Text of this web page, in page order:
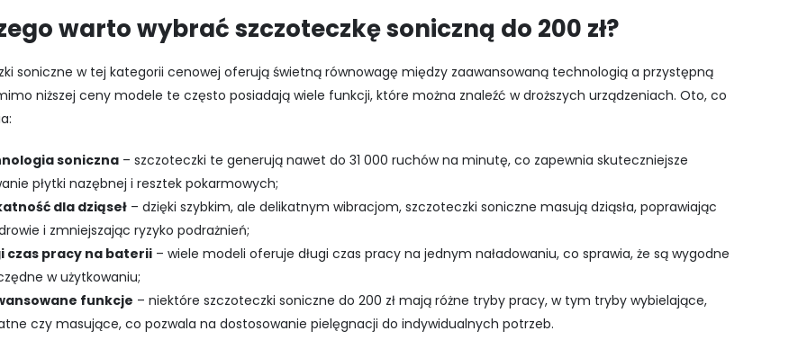
warto wybrać szczoteczkę soniczną do 200 zł?
soniczne w tej kategorii cenowej oferują świetną równowagę między zaawansowaną technologią a przystępną
niższej ceny modele te często posiadają wiele funkcji, które można znaleźć w droższych urządzeniach. Oto, co
soniczna – szczoteczki te generują nawet do 31 000 ruchów na minutę, co zapewnia skuteczniejsze
płytki nazębnej i resztek pokarmowych;
dla dziąseł – dzięki szybkim, ale delikatnym wibracjom, szczoteczki soniczne masują dziąsła, poprawiając
i zmniejszając ryzyko podrażnień;
czas pracy na baterii – wiele modeli oferuje długi czas pracy na jednym naładowaniu, co sprawia, że są wygodne
w użytkowaniu;
funkcje – niektóre szczoteczki soniczne do 200 zł mają różne tryby pracy, w tym tryby wybielające,
czy masujące, co pozwala na dostosowanie pielęgnacji do indywidualnych potrzeb.